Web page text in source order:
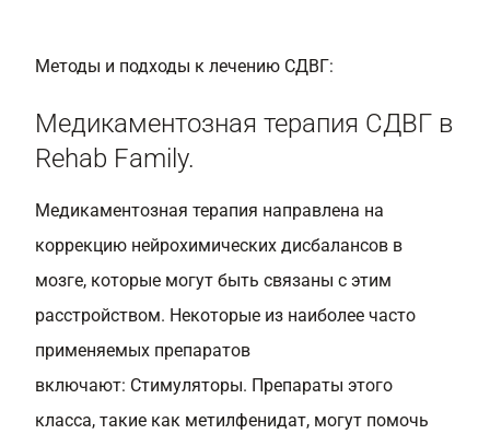
Методы и подходы к лечению СДВГ:
Медикаментозная терапия СДВГ в
Rehab Family.
Медикаментозная терапия направлена на
коррекцию нейрохимических дисбалансов в
мозге, которые могут быть связаны с этим
расстройством. Некоторые из наиболее часто
применяемых препаратов
включают: Стимуляторы. Препараты этого
класса, такие как метилфенидат, могут помочь